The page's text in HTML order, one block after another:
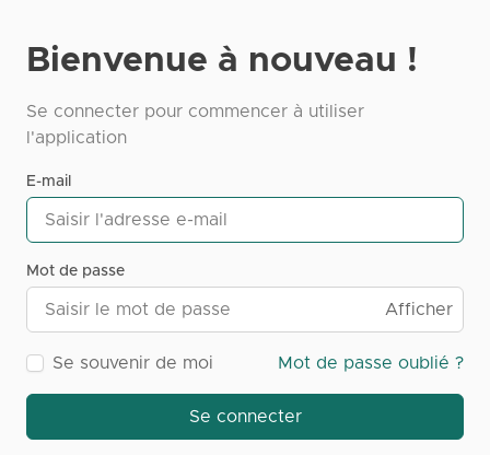
Bienvenue à nouveau !
Se connecter pour commencer à utiliser
l'application
E-mail
Mot de passe
Afficher
Se souvenir de moi Mot de passe oublié ?
Se connecter